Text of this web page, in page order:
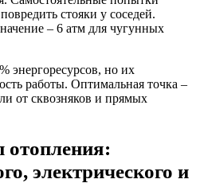
стояки у соседей.
– 6 атм для чугунных
энергоресурсов, но их
работы. Оптимальная точка –
от сквозняков и прямых
отопления:
электрического и